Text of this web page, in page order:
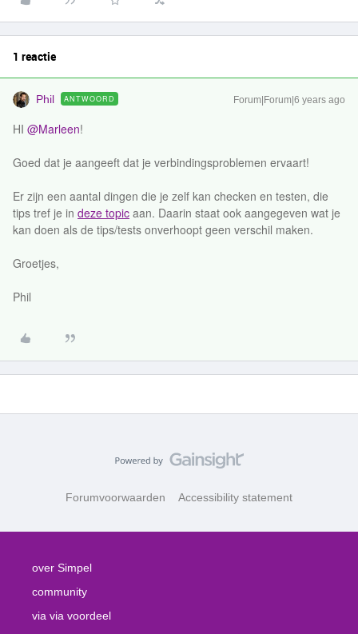
1 reactie
Phil ANTWOORD Forum|Forum|6 years ago
HI @Marleen!
Goed dat je aangeeft dat je verbindingsproblemen ervaart!
Er zijn een aantal dingen die je zelf kan checken en testen, die
tips tref je in deze topic aan. Daarin staat ook aangegeven wat je
kan doen als de tips/tests onverhoopt geen verschil maken.
Groetjes,
Phil
Forumvoorwaarden Accessibility statement
over Simpel
community
via via voordeel